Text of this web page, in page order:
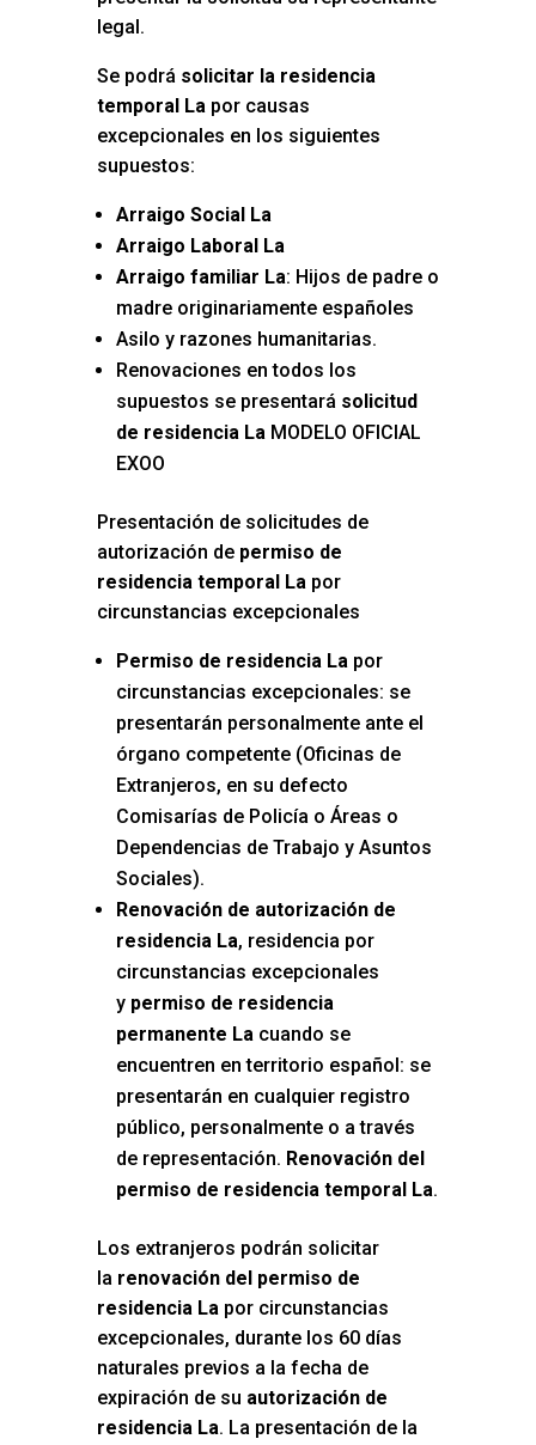
legal.
Se podrá solicitar la residencia
temporal Lapor causas
excepcionales en los siguientes
supuestos:
Arraigo Social La
Arraigo Laboral La
Arraigo familiar La: Hijos de padre o
madre originariamente españoles
Asilo y razones humanitarias.
Renovaciones en todos los
supuestos se presentará solicitud
de residencia LaMODELO OFICIAL
EXOO
Presentación de solicitudes de
autorización depermiso de
residencia temporal La por
circunstancias excepcionales
Permiso de residencia Lapor
circunstancias excepcionales: se
presentarán personalmente ante el
órgano competente (Oficinas de
Extranjeros, en su defecto
Comisarías de Policía o Áreas o
Dependencias de Trabajo y Asuntos
Sociales).
Renovación de autorización de
residencia La, residencia por
circunstancias excepcionales
y permiso de residencia
permanente Lacuando se
encuentren en territorio español: se
presentarán en cualquier registro
público, personalmente o a través
de representación. Renovación del
permiso de residencia temporal La.
Los extranjeros podrán solicitar
la renovación del permiso de
residencia Lapor circunstancias
excepcionales, durante los 60 días
naturales previos a la fecha de
expiración de su autorización de
residencia La. La presentación de la